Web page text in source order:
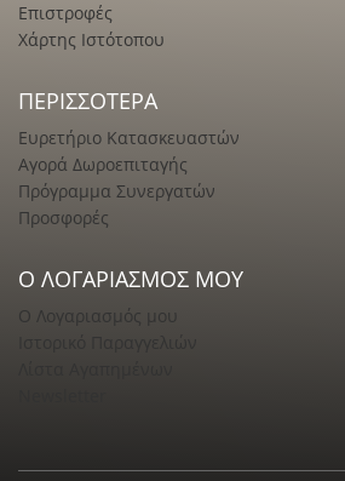
Επιστροφές
Χάρτης Ιστότοπου
ΠΕΡΙΣΣΌΤΕΡΑ
Ευρετήριο Κατασκευαστών
Αγορά Δωροεπιταγής
Πρόγραμμα Συνεργατών
Προσφορές
Ο ΛΟΓΑΡΙΑΣΜΌΣ ΜΟΥ
Ο Λογαριασμός μου